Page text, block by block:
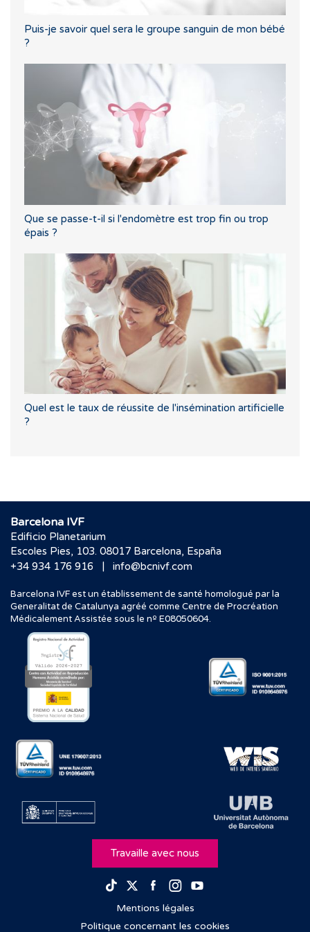
Puis-je savoir quel sera le groupe sanguin de mon bébé
?
Que se passe-t-il si l'endomètre est trop fin ou trop
épais ?
Quel est le taux de réussite de l'insémination artificielle
?
Barcelona IVF
Edificio Planetarium
Escoles Pies, 103. 08017 Barcelona, España
+34 934 176 916
| info@bcnivf.com
Barcelona IVF est un établissement de santé homologué par la
Generalitat de Catalunya agréé comme Centre de Procréation
Médicalement Assistée sous le nº E08050604.
Travaille avec nous
TikTokTwitterFacebook
Instagram
Mentions légales
Politique concernant les cookies